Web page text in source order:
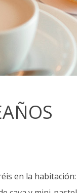
en la habitación: